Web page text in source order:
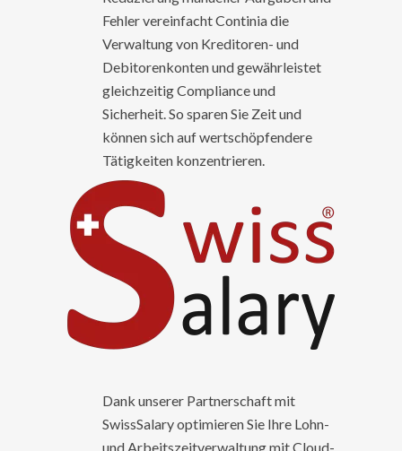
Fehler vereinfacht Continia die
Verwaltung von Kreditoren- und
Debitorenkonten und gewährleistet
gleichzeitig Compliance und
Sicherheit. So sparen Sie Zeit und
können sich auf wertschöpfendere
Tätigkeiten konzentrieren.
Dank unserer Partnerschaft mit
SwissSalary optimieren Sie Ihre Lohn-
und Arbeitszeitverwaltung mit Cloud-